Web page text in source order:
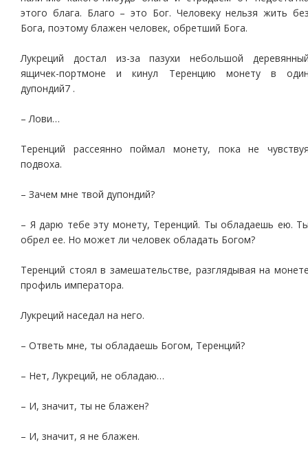
этого блага. Благо – это Бог. Человеку нельзя жить
Бога, поэтому блажен человек, обретший Бога.
Лукреций достал из-за пазухи небольшой
ящичек-портмоне и кинул Теренцию монету в
дупондий7 .
– Лови…
Теренций рассеянно поймал монету, пока не
подвоха.
– Зачем мне твой дупондий?
– Я дарю тебе эту монету, Теренций. Ты обладаешь ею.
обрел ее. Но может ли человек обладать Богом?
Теренций стоял в замешательстве, разглядывая на
профиль императора.
Лукреций наседал на него.
– Ответь мне, ты обладаешь Богом, Теренций?
– Нет, Лукреций, не обладаю…
– И, значит, ты не блажен?
– И, значит, я не блажен.